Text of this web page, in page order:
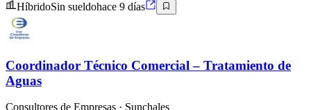
HíbridoSin sueldohace 9 días
Coordinador Técnico Comercial – Tratamiento de
Aguas
Consultores de Empresas · Sunchales